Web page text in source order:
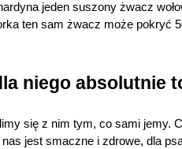
jeden suszony żwacz
ten sam żwacz może pokryć
niego absolutnie
się z nim tym, co sami jemy.
jest smaczne i zdrowe, dla